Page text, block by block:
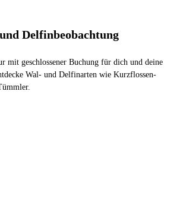
Delfinbeobachtung
mit geschlossener Buchung für dich und deine
Wal- und Delfinarten wie Kurzflossen-